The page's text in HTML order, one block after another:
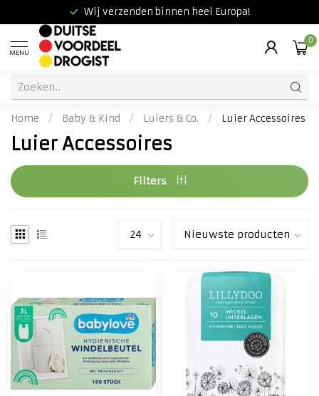
Wij verzenden binnen heel Europa!
MENU
0
Home / Baby & Kind / Luiers & Co. / Luier Accessoires
Luier Accessoires
Filters